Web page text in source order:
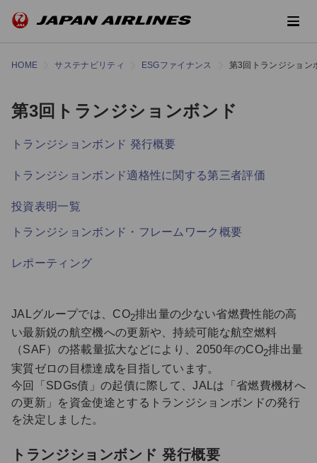
HOME サステナビリティ ESGファイナンス 第3回トランジション
第3回トランジションボンド
トランジションボンド 発行概要
トランジションボンド適格性に関する第三者評価
投資表明一覧
トランジションボンド・フレームワーク概要
レポーティング
JALグループでは、CO2排出量の少ない省燃費性能の高
い最新鋭の航空機への更新や、持続可能な航空燃料
（SAF）の搭載量拡大などにより、2050年のCO2排出量
実質ゼロの目標達成を目指しています。
今回「SDGs債」の起債に際して、JALは「省燃費機材へ
の更新」を資金使途とするトランジションボンドの発行
を決定しました。
トランジションボンド 発行概要